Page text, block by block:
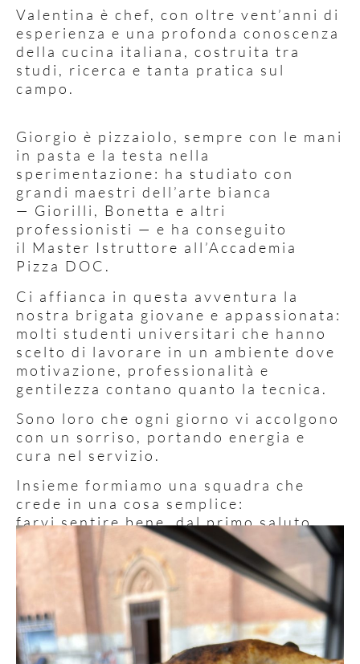
Valentina è chef, con oltre vent’anni di
esperienza e una profonda conoscenza
della cucina italiana, costruita tra
studi, ricerca e tanta pratica sul
campo.
Giorgio è pizzaiolo, sempre con le mani
in pasta e la testa nella
sperimentazione: ha studiato con
grandi maestri dell’arte bianca
— Giorilli, Bonetta e altri
professionisti — e ha conseguito
il Master Istruttore all’Accademia
Pizza DOC.
Ci affianca in questa avventura la
nostra brigata giovane e appassionata:
molti studenti universitari che hanno
scelto di lavorare in un ambiente dove
motivazione, professionalità e
gentilezza contano quanto la tecnica.
Sono loro che ogni giorno vi accolgono
con un sorriso, portando energia e
cura nel servizio.
Insieme formiamo una squadra che
crede in una cosa semplice:
farvi sentire bene, dal primo saluto
all’ultimo morso.